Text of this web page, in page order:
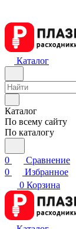
Каталог
Каталог
По всему сайту
По каталогу
0
Сравнение
0
Избранное
0 Корзина